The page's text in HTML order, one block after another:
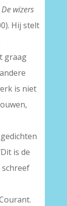
De wizers
Hij stelt
graag
is niet
is de
schreef